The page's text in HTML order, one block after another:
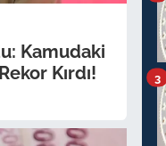
Kamudaki
Kırdı!
3